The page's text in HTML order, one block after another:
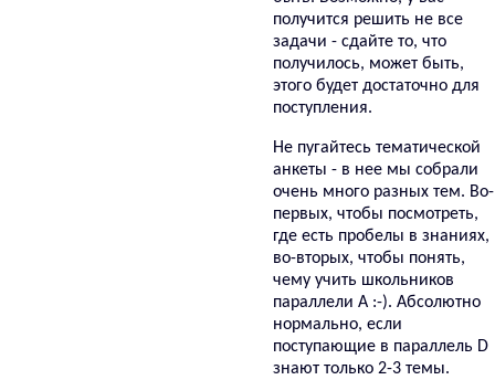
получится решить не все
задачи - сдайте то, что
получилось, может быть,
этого будет достаточно для
поступления.
Не пугайтесь тематической
анкеты - в нее мы собрали
очень много разных тем. Во-
первых, чтобы посмотреть,
где есть пробелы в знаниях,
во-вторых, чтобы понять,
чему учить школьников
параллели A :-). Абсолютно
нормально, если
поступающие в параллель D
знают только 2-3 темы.